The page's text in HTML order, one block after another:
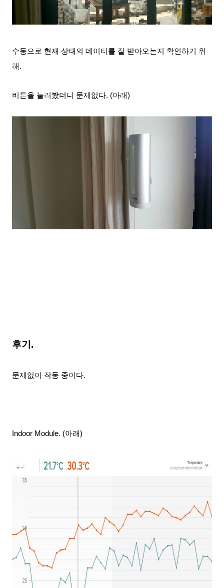
수동으로 현재 상태의 데이터를 잘 받아오는지 확인하기 위
해.
버튼을 눌러봤더니 문제없다. (아래)
후기.
문제없이 작동 중이다.
Indoor Module. (아래)